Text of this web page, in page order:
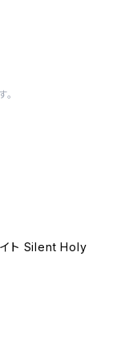
イト Silent Holy